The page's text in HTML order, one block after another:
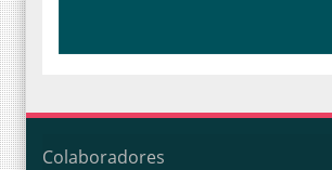
Colaboradores